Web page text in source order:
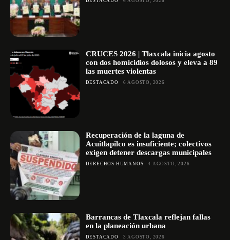
CRUCES 2026 | Tlaxcala inicia agosto
con dos homicidios dolosos y eleva a 89
las muertes violentas
DESTACADO 6 AGOSTO, 2026
Recuperación de la laguna de
Acuitlapilco es insuficiente; colectivos
exigen detener descargas municipales
DERECHOS HUMANOS 4 AGOSTO, 2026
Barrancas de Tlaxcala reflejan fallas
en la planeación urbana
DESTACADO 3 AGOSTO, 2026